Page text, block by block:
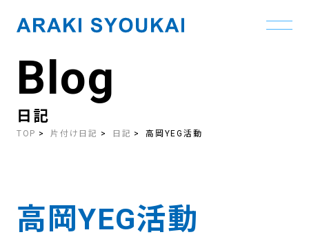
contentBlog
日記
TOP 片付け日記 日記 高岡YEG活動
高岡YEG活動